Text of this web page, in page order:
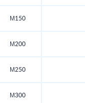
М150
М200
М250
М300